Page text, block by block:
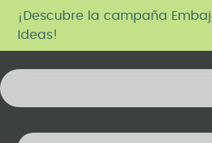
¡Descubre la campaña
Ideas!